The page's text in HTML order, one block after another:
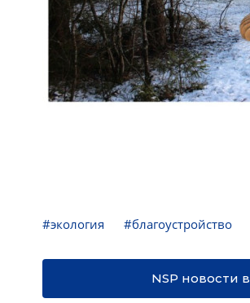
#экология #благоустройство
NSP новости в